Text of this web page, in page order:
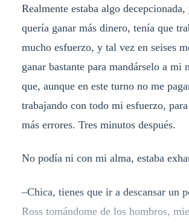
Realmente estaba algo
quería ganar más dinero, tenía que
mucho esfuerzo, y tal vez en seises
ganar bastante para mandárselo a mi
que, aunque en este turno no me
trabajando con todo mi esfuerzo,
más errores. Tres minutos después.
No podía ni con mi alma, estaba
–Chica, tienes que ir a descansar un
Ross tomándome de los hombros,